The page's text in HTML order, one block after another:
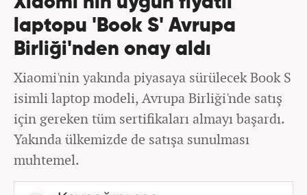
laptopu 'Book S' Avrupa
Birliği'nden onay aldı
Xiaomi'nin yakında piyasaya sürülecek Book S
isimli laptop modeli, Avrupa Birliği'nde satış
için gereken tüm sertifikaları almayı başardı.
Yakında ülkemizde de satışa sunulması
muhtemel.